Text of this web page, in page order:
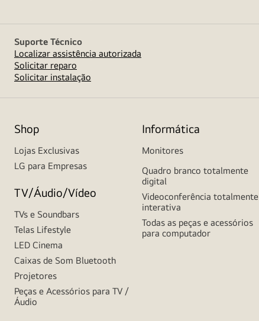
Suporte Técnico
Localizar assistência autorizada
Solicitar reparo
Solicitar instalação
Shop
Lojas Exclusivas
LG para Empresas
TV/Áudio/Vídeo
TVs e Soundbars
Telas Lifestyle
LED Cinema
Caixas de Som Bluetooth
Projetores
Peças e Acessórios para TV /
Áudio
Informática
Monitores
Quadro branco totalmente
digital
Videoconferência totalmente
interativa
Todas as peças e acessórios
para computador